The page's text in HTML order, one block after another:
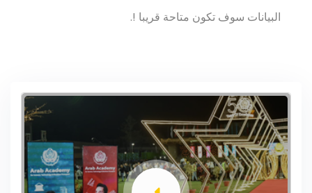
البيانات سوف تكون متاحة قريبا !.